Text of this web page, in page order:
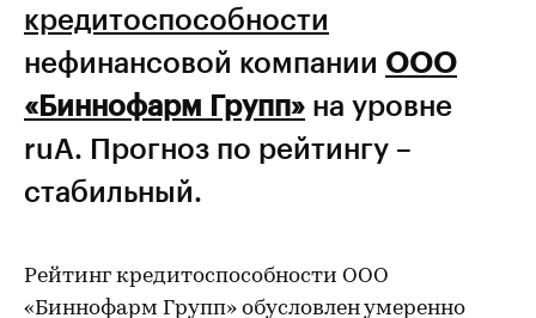
кредитоспособности
нефинансовой компании ООО
«Биннофарм Групп» на уровне
ruA. Прогноз по рейтингу –
стабильный.
Рейтинг кредитоспособности ООО
«Биннофарм Групп» обусловлен умеренно